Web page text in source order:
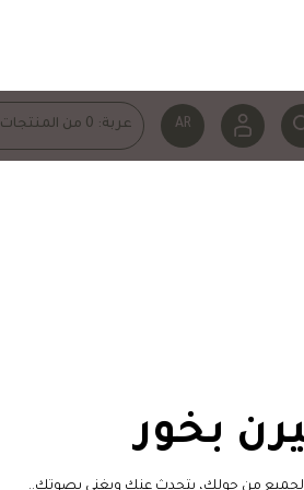
AR عربة: 0 من المنتجات
بخور
من حولك، يتحدث عنك ويغني بصوتك..